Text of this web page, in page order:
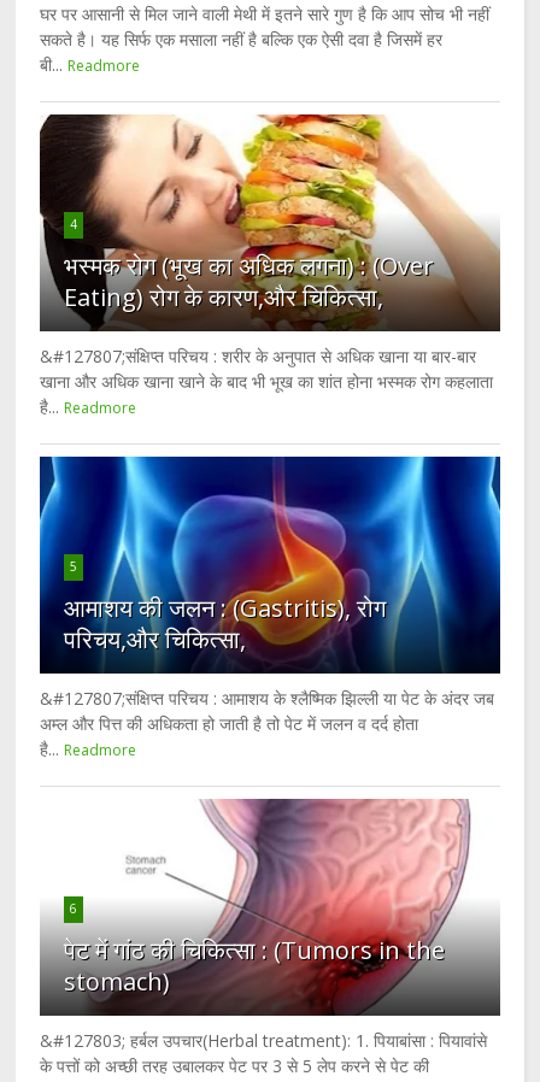
घर पर आसानी से मिल जाने वाली मेथी में इतने सारे गुण है कि आप सोच भी नहीं
सकते है। यह सिर्फ एक मसाला नहीं है बल्कि एक ऐसी दवा है जिसमें हर
बी... Readmore
4
भस्मक रोग (भूख का अधिक लगना) : (Over
Eating) रोग के कारण,और चिकित्सा,
&#127807;संक्षिप्त परिचय : शरीर के अनुपात से अधिक खाना या बार-बार
खाना और अधिक खाना खाने के बाद भी भूख का शांत होना भस्मक रोग कहलाता
है... Readmore
5
आमाशय की जलन : (Gastritis), रोग
परिचय,और चिकित्सा,
&#127807;संक्षिप्त परिचय : आमाशय के श्लैष्मिक झिल्ली या पेट के अंदर जब
अम्ल और पित्त की अधिकता हो जाती है तो पेट में जलन व दर्द होता
है... Readmore
6
पेट में गांठ की चिकित्सा : (Tumors in the
stomach)
&#127803; हर्बल उपचार(Herbal treatment): 1. पियाबांसा : पियावांसे
के पत्तों को अच्छी तरह उबालकर पेट पर 3 से 5 लेप करने से पेट की